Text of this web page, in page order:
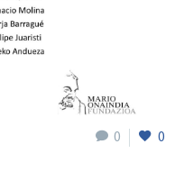
0 0